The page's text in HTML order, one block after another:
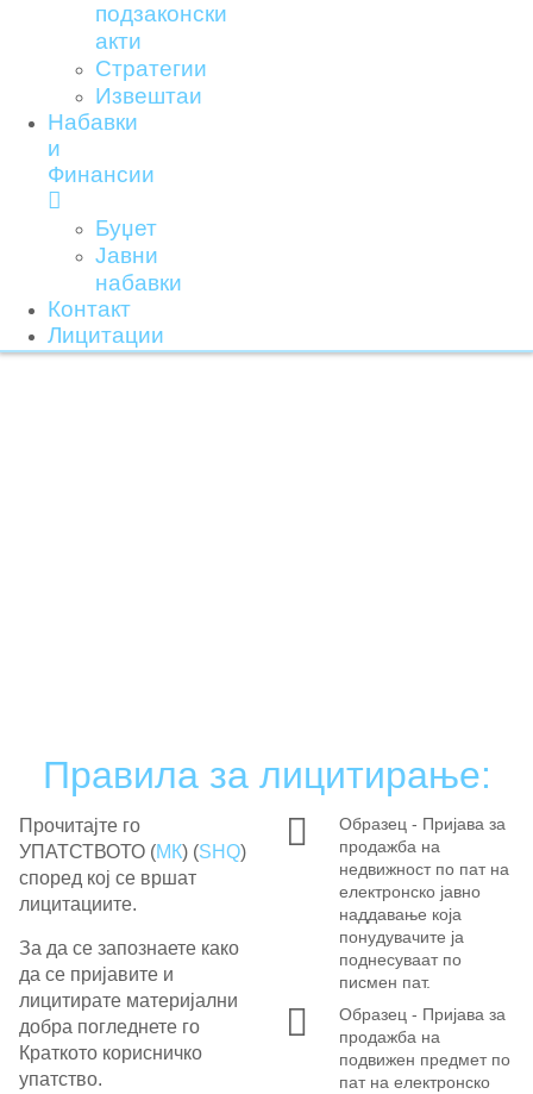
подзаконски
акти
Стратегии
Извештаи
Набавки
и
Финансии
Буџет
Јавни
набавки
Контакт
Лицитации
Правила за лицитирање:
Прочитајте го
УПАТСТВОТО (МК) (SHQ)
според кој се вршат
лицитациите.
За да се запознаете како
да се пријавите и
лицитирате материјални
добра погледнете го
Краткото корисничко
упатство.
Образец - Пријава за
продажба на
недвижност по пат на
електронско јавно
наддавање која
понудувачите ја
поднесуваат по
писмен пат.
Образец - Пријава за
продажба на
подвижен предмет по
пат на електронско